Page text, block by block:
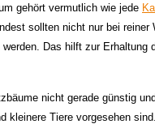
gehört vermutlich wie jede
sollten nicht nur bei
Das hilft zur Erhaltung
nicht gerade günstig
kleinere Tiere vorgesehen